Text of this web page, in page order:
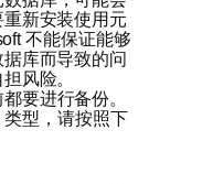
新安装使用元
不能保证能够
库而导致的问
风险。
要进行备份。
型，请按照下